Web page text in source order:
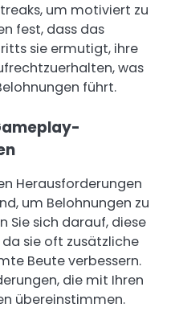
um motiviert zu
fest, dass das
sie ermutigt, ihre
was
führt.
Herausforderungen
um Belohnungen zu
Sie sich darauf, diese
sie oft zusätzliche
Beute verbessern.
die mit Ihren
übereinstimmen.